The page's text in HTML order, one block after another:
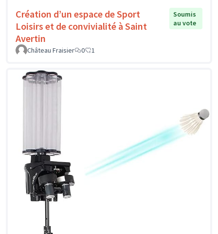
Création d’un espace de Sport
Loisirs et de convivialité à Saint
Avertin
Soumis
au vote
Château Fraisier 0 1